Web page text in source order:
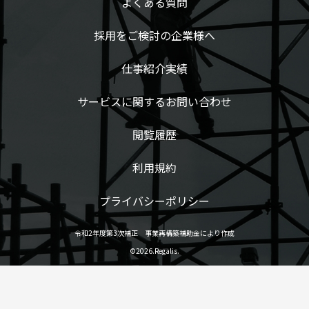
採用をご検討の企業様へ
仕事紹介実績
サービスに関するお問い合わせ
閲覧履歴
利用規約
プライバシーポリシー
令和2年度第3次補正 事業再構築補助金により作成
©2026.Regalis.